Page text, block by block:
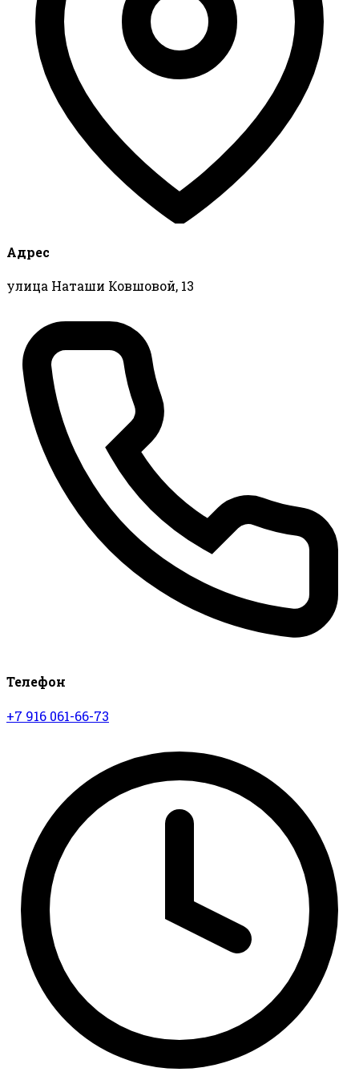
Адрес
улица Наташи Ковшовой, 13
Телефон
+7 916 061-66-73